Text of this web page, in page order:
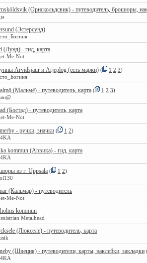
(Орнскольдсвик) - путеводитель, брошюры,
(Эстерсунд)
(Лунд) - гид, карта
Me-Nоt
Arvidsjaur и Arjeplog (есть марки) ( 1 2 3)
(Мальмё) - путеводитель, карта ( 1 2 3)
(Бостад) - путеводитель, карта
Me-Nоt
- ручки, значки ( 1 2)
kommun (Арвика) - гид, карта
из г. Uppsala ( 1 2)
(Кальмар) - путеводитель
Me-Nоt
kommun
Metalhead
(Люкселе) - путеводитель, карта
(Швеция) - путеводители, карты, наклейки, закладки